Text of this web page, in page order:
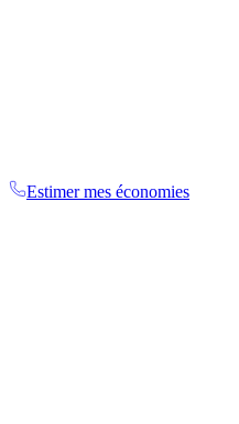
Estimer mes économies